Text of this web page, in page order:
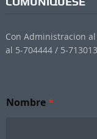
Con Administracion
al 5-704444 / 5-713013
Nombre*